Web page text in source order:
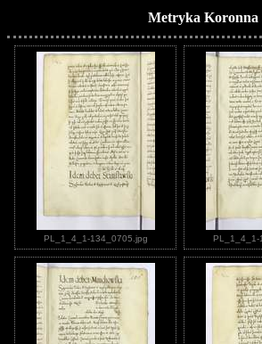
Metryka Koronna
PL_1_4_1-134_0705.jpg PL_1_4_1-